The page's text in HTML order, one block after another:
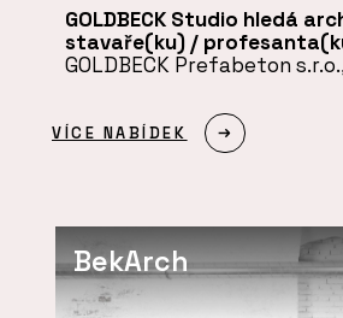
GOLDBECK Studio hledá
stavaře(ku) /
GOLDBECK Prefabeton
VÍCE NABÍDEK
BekArch